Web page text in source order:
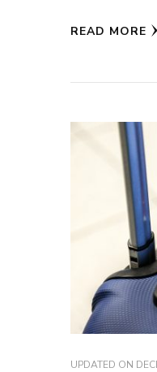
READ MORE
UPDATED ON